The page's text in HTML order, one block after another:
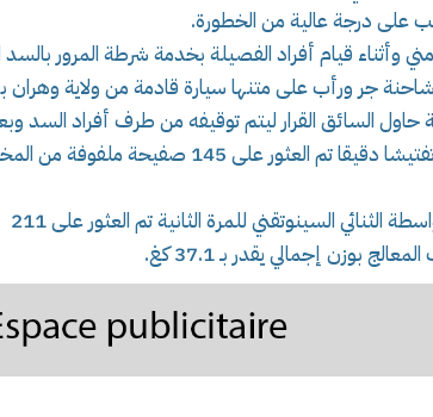
على درجة عالية من الخطورة.
قيام أفراد الفصيلة بخدمة شرطة المرور بالسد
جر ورأب على متنها سيارة قادمة من ولاية وهران
حاول السائق القرار ليتم توقيفه من طرف أفراد السد
الإستعانة بالثنائي السينوتقني وتفتيش الشاحنة تفتيشا دقيقا تم العثور على 145
مواصلة للتحقيق وبعد تفتيش المركبة الثانية بواسطة الثنائي السينوتقني للمرة الثانية تم العثور على 211